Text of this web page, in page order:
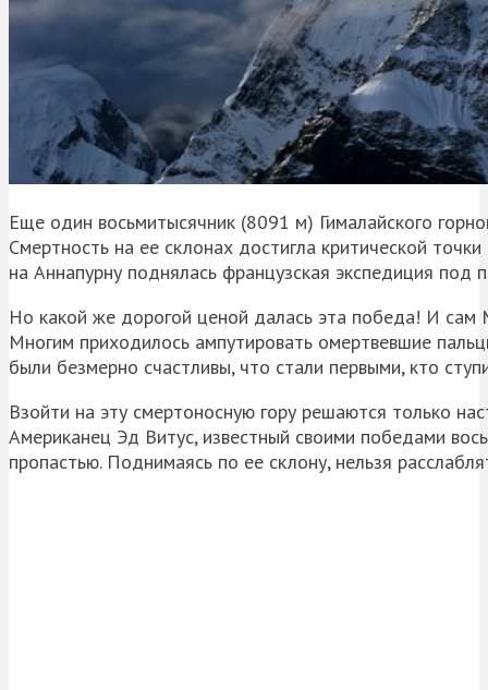
Еще один восьмитысячник (8091 м) Гималайского
Смертность на ее склонах достигла критической
на Аннапурну поднялась французская экспедиция под
Но какой же дорогой ценой далась эта победа! И сам
Многим приходилось ампутировать омертвевшие
были безмерно счастливы, что стали первыми, кто
Взойти на эту смертоносную гору решаются только
Американец Эд Витус, известный своими победами
пропастью. Поднимаясь по ее склону, нельзя